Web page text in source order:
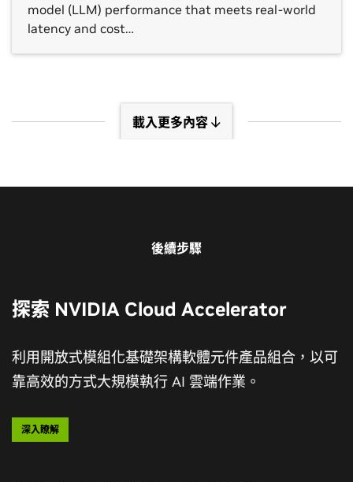
model (LLM) performance that meets real-world
latency and cost…
載入更多內容
後續步驟
探索 NVIDIA Cloud Accelerator
利用開放式模組化基礎架構軟體元件產品組合，以可
靠高效的方式大規模執行 AI 雲端作業。
深入瞭解